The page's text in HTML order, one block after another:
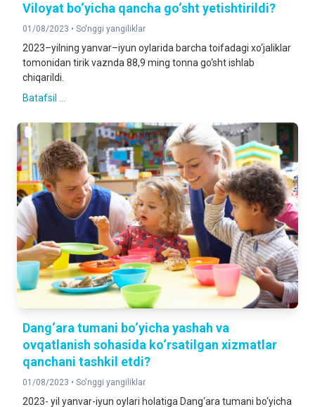
Viloyat bo‘yicha qancha go‘sht yetishtirildi?
01/08/2023 • So'nggi yangiliklar
2023–yilning yanvar–iyun oylarida barcha toifadagi xo‘jaliklar
tomonidan tirik vaznda 88,9 ming tonna go‘sht ishlab
chiqarildi.
Batafsil ...
Dang‘ara tumani bo‘yicha yashah va
ovqatlanish sohasida ko‘rsatilgan xizmatlar
qanchani tashkil etdi?
01/08/2023 • So'nggi yangiliklar
2023- yil yanvar-iyun oylari holatiga Dang‘ara tumani bo‘yicha